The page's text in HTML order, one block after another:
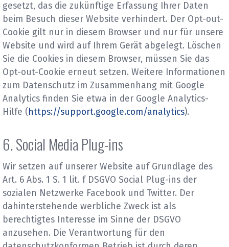
gesetzt, das die zukünftige Erfassung Ihrer Daten
beim Besuch dieser Website verhindert. Der Opt-out-
Cookie gilt nur in diesem Browser und nur für unsere
Website und wird auf Ihrem Gerät abgelegt. Löschen
Sie die Cookies in diesem Browser, müssen Sie das
Opt-out-Cookie erneut setzen. Weitere Informationen
zum Datenschutz im Zusammenhang mit Google
Analytics finden Sie etwa in der Google Analytics-
Hilfe ( https://support.google.com/analytics).
6. Social Media Plug-ins
Wir setzen auf unserer Website auf Grundlage des
Art. 6 Abs. 1 S. 1 lit. f DSGVO Social Plug-ins der
sozialen Netzwerke Facebook und Twitter. Der
dahinterstehende werbliche Zweck ist als
berechtigtes Interesse im Sinne der DSGVO
anzusehen. Die Verantwortung für den